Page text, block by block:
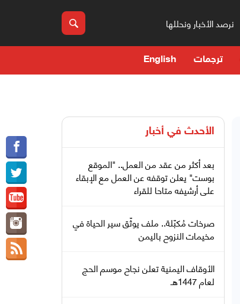
نرصد الأخبار ونحللها
ترجمات English
الأحدث في أخبار
بعد أكثر من عقد من العمل.. "الموقع
بوست" يعلن توقفه عن العمل مع الإبقاء
على أرشيفه متاحا للقراء
صرخات مُكبّلة.. ملف يوثّق سير الحياة في
مخيمات النزوح باليمن
الأوقاف اليمنية تعلن نجاح موسم الحج
لعام 1447هـ